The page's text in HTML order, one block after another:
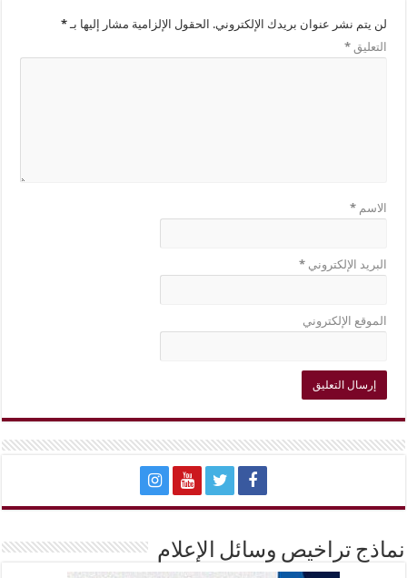
لن يتم نشر عنوان بريدك الإلكتروني. الحقول الإلزامية مشار إليها بـ*
التعليق*
الاسم*
البريد الإلكتروني*
الموقع الإلكتروني
نماذج تراخيص وسائل الإعلام